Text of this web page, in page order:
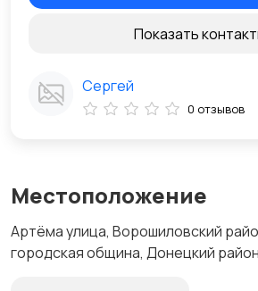
Местоположение
Артёма улица, Ворошиловский
городская община, Донецкий район
Показать
Сергей
0 отзывов